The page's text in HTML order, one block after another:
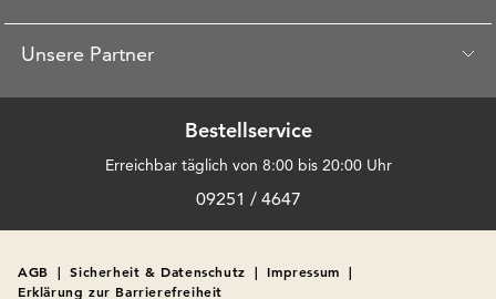
Unsere Partner
Bestellservice
Erreichbar täglich von 8:00 bis 20:00 Uhr
09251 / 4647
AGB | Sicherheit & Datenschutz | Impressum |
Erklärung zur Barrierefreiheit